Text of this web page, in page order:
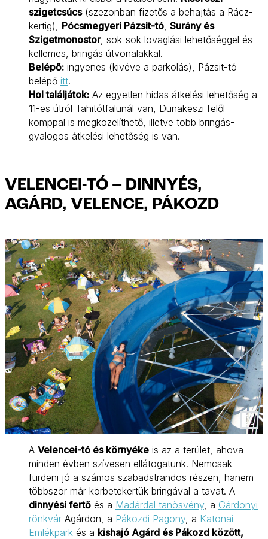
szigetcsúcs(szezonban fizetős a behajtás a Rácz-
kertig), Pócsmegyeri Pázsit-tó, Surány és
Szigetmonostor, sok-sok lovaglási lehetőséggel és
kellemes, bringás útvonalakkal.
Belépő: ingyenes (kivéve a parkolás), Pázsit-tó
belépő itt.
Hol találjátok: Az egyetlen hidas átkelési lehetőség a
11-es útról Tahitótfalunál van, Dunakeszi felől
komppal is megközelíthető, illetve több bringás-
gyalogos átkelési lehetőség is van.
VELENCEI-TÓ – DINNYÉS,
AGÁRD, VELENCE, PÁKOZD
A Velencei-tó és környéke is az a terület, ahova
minden évben szívesen ellátogatunk. Nemcsak
fürdeni jó a számos szabadstrandos részen, hanem
többször már körbetekertük bringával a tavat. A
dinnyési fertő és a Madárdal tanösvény, a Gárdonyi
rönkvár Agárdon, a Pákozdi Pagony, a Katonai
Emlékpark és a kishajó Agárd és Pákozd között,